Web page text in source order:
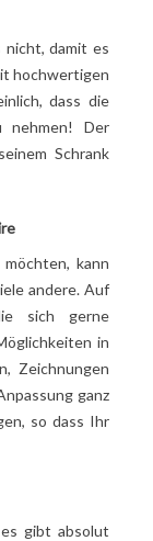
nicht, damit es
hochwertigen
dass die
nehmen! Der
Schrank
kann
andere. Auf
sich gerne
in
Zeichnungen
ganz
so dass Ihr
gibt absolut